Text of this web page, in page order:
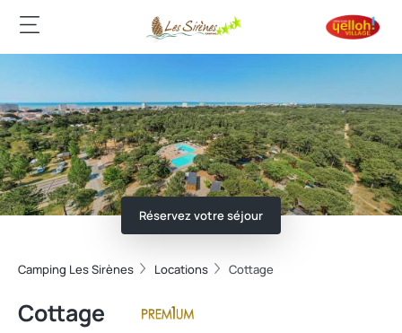
Réservez votre séjour
Camping Les Sirènes Locations Cottage
Cottage